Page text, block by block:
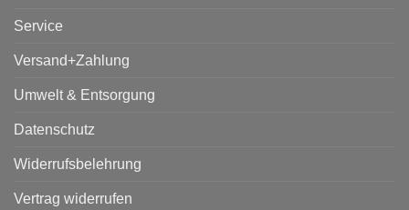
Service
Versand+Zahlung
Umwelt & Entsorgung
Datenschutz
Widerrufsbelehrung
Vertrag widerrufen